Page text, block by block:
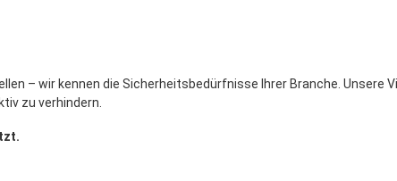
– wir kennen die Sicherheitsbedürfnisse Ihrer Branche.
zu verhindern.